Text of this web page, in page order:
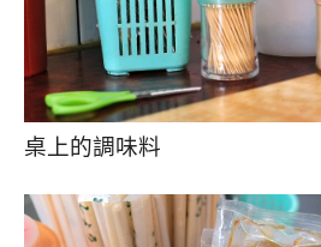
桌上的調味料